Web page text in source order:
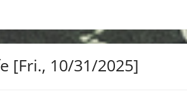
2025]
[Fri., 10/31/2025]